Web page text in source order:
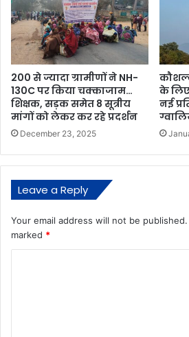
200 से ज्यादा ग्रामीणों ने NH-
130C पर किया चक्काजाम…
शिक्षक, सड़क समेत 8 सूत्रीय
मांगों को लेकर कर रहे प्रदर्शन
December 23, 2025
के लिए
नई
Leave a Reply
Your email address will not be published.
marked *